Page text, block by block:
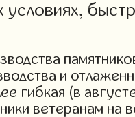
условиях,
и
гибкая (в
ветеранам на